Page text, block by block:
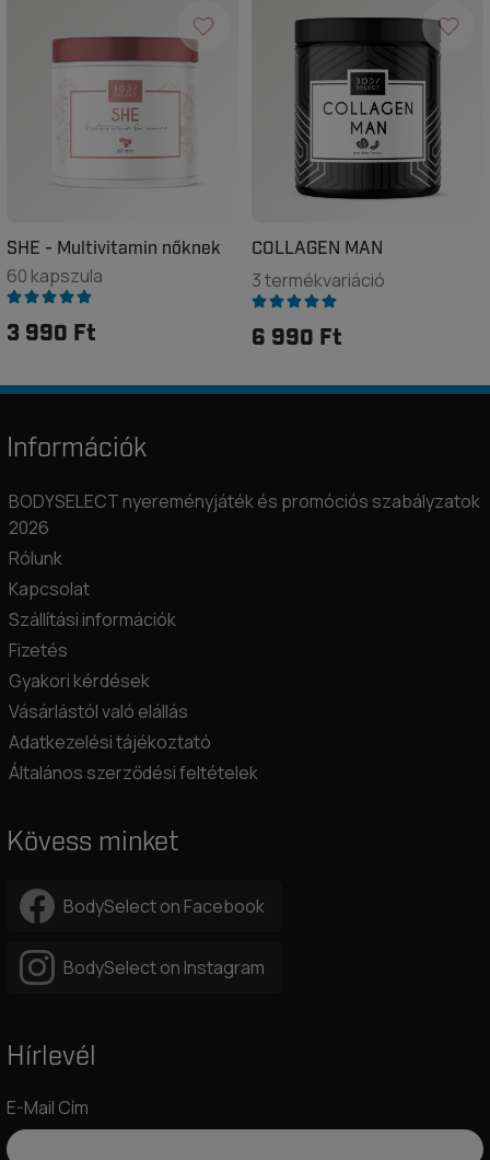
SHE - Multivitamin nőknek
60 kapszula
3 990 Ft
COLLAGEN MAN
3 termékvariáció
6 990 Ft
Információk
BODYSELECT nyereményjáték és promóciós szabályzatok
2026
Rólunk
Kapcsolat
Szállítási információk
Fizetés
Gyakori kérdések
Vásárlástól való elállás
Adatkezelési tájékoztató
Általános szerződési feltételek
Kövess minket
BodySelect on Facebook
BodySelect on Instagram
Hírlevél
E-Mail Cím